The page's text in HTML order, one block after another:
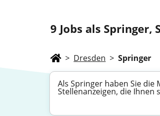
9 Jobs als
> Dresden > Springer
Als Springer haben Sie
Stellenanzeigen, die